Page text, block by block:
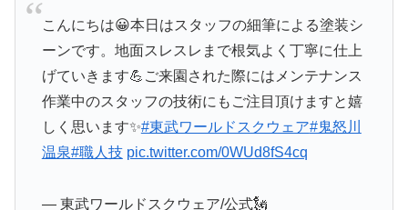
こんにちは😀本日はスタッフの細筆による塗装シ
ーンです。地面スレスレまで根気よく丁寧に仕上
げていきます💪ご来園された際にはメンテナンス
作業中のスタッフの技術にもご注目頂けますと嬉
しく思います✨#東武ワールドスクウェア#鬼怒川
温泉#職人技 pic.twitter.com/0WUd8fS4cq
— 東武ワールドスクウェア/公式🗽